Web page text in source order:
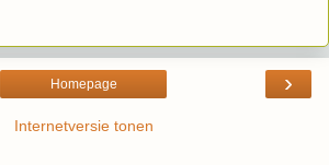
›
Homepage
Internetversie tonen